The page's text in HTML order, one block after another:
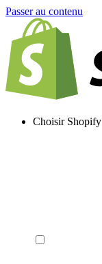
Passer au contenu
Choisir Shopify